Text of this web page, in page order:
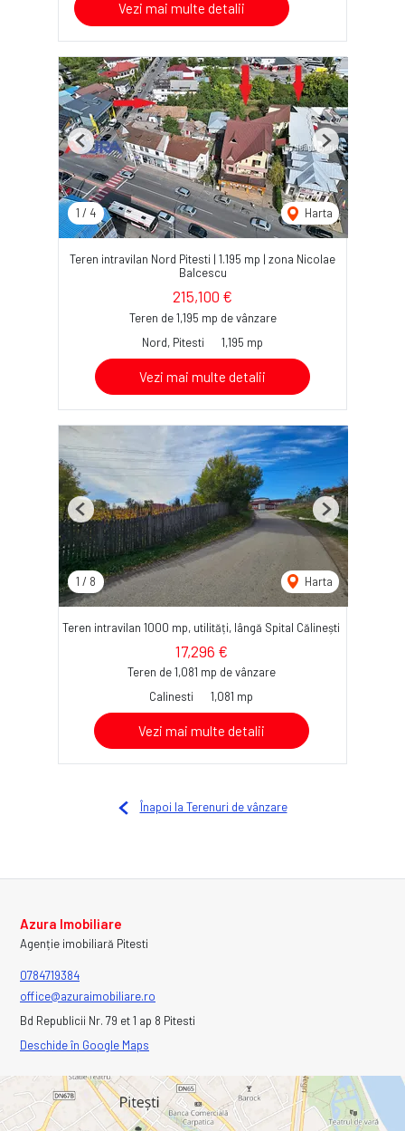
Vezi mai multe detalii
1 / 4 Harta
Previous Next
Teren intravilan Nord Pitesti | 1.195 mp | zona Nicolae
Balcescu
215,100 €
Teren de 1,195 mp de vânzare
Nord, Pitesti
1,195 mp
Vezi mai multe detalii
1 / 8 Harta
Previous Next
Teren intravilan 1000 mp, utilități, lângă Spital Călinești
17,296 €
Teren de 1,081 mp de vânzare
Calinesti
1,081 mp
Vezi mai multe detalii
Înapoi la Terenuri de vânzare
Azura Imobiliare
Agenție imobiliară Pitesti
0784719384
office@azuraimobiliare.ro
Bd Republicii Nr. 79 et 1 ap 8 Pitesti
Deschide în Google Maps